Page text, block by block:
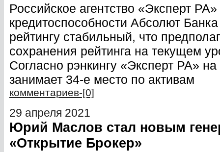
Российское агентство «Эксперт
кредитоспособности Абсолют
рейтингу стабильный, что
сохранения рейтинга на текущем
Согласно рэнкингу «Эксперт РА»
занимает 34-е место по активам
комментариев-[0]
29 апреля 2021
Юрий Маслов стал новым
«Открытие Брокер»